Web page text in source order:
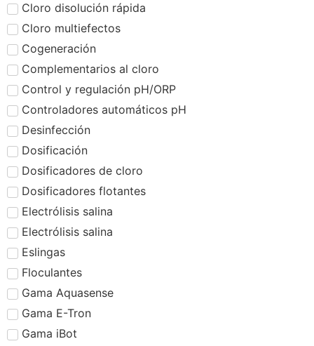
Cloro disolución rápida
Cloro multiefectos
Cogeneración
Complementarios al cloro
Control y regulación pH/ORP
Controladores automáticos pH
Desinfección
Dosificación
Dosificadores de cloro
Dosificadores flotantes
Electrólisis salina
Electrólisis salina
Eslingas
Floculantes
Gama Aquasense
Gama E-Tron
Gama iBot